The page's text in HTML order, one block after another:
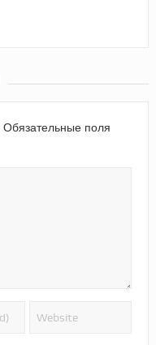
Обязательные поля